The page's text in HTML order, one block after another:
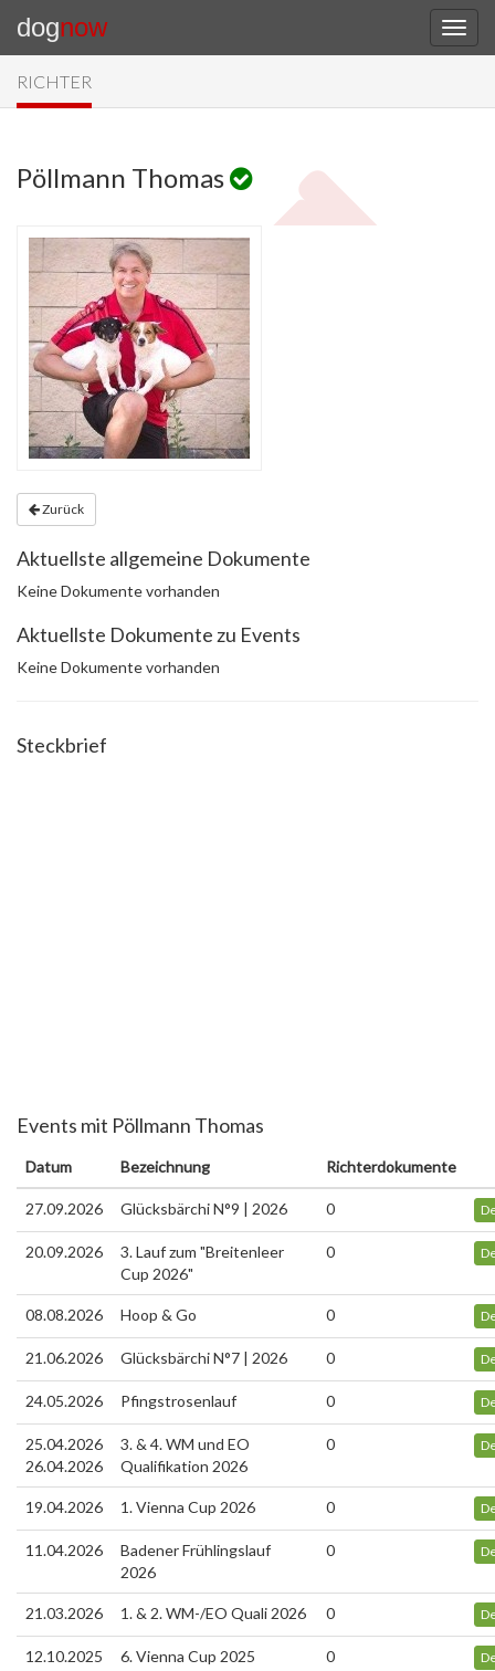
dognow
RICHTER
Pöllmann Thomas
Zurück
Aktuellste allgemeine Dokumente
Keine Dokumente vorhanden
Aktuellste Dokumente zu Events
Keine Dokumente vorhanden
Steckbrief
Events mit Pöllmann Thomas
Datum Bezeichnung Richterdokumente
27.09.2026 Glücksbärchi N°9 | 2026 0
20.09.2026
3. Lauf zum "Breitenleer
Cup 2026"
0
08.08.2026 Hoop & Go 0
21.06.2026 Glücksbärchi N°7 | 2026 0
24.05.2026 Pfingstrosenlauf 0
25.04.2026
26.04.2026
3. & 4. WM und EO
Qualifikation 2026
0
19.04.2026 1. Vienna Cup 2026 0
11.04.2026
Badener Frühlingslauf
2026
0
21.03.2026 1. & 2. WM-/EO Quali 2026 0
12.10.2025 6. Vienna Cup 2025 0